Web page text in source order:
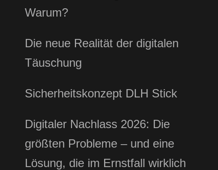
Warum?
Die neue Realität der digitalen
Täuschung
Sicherheitskonzept DLH Stick
Digitaler Nachlass 2026: Die
größten Probleme – und eine
Lösung, die im Ernstfall wirklich